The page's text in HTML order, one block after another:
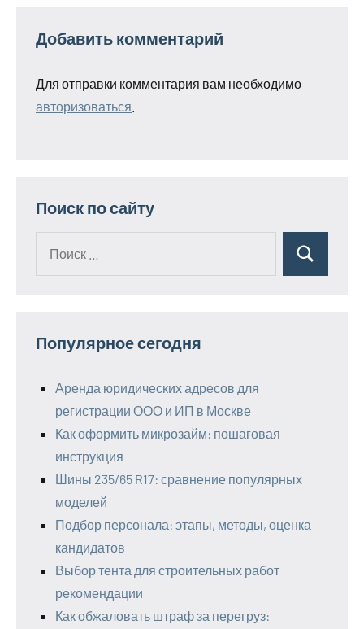
Добавить комментарий
Для отправки комментария вам необходимо
авторизоваться
Поиск по сайту
Поиск
Популярное сегодня
Аренда юридических адресов для
регистрации ООО и ИП в Москве
Как оформить микрозайм: пошаговая
инструкция
Шины 235/65 R17: сравнение популярных
моделей
Подбор персонала: этапы, методы, оценка
кандидатов
Выбор тента для строительных работ
рекомендации
Как обжаловать штраф за перегруз: